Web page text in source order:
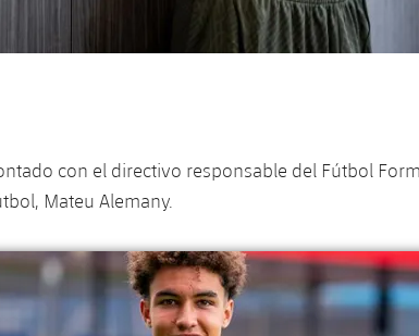
con el directivo responsable del Fútbol
Mateu Alemany.